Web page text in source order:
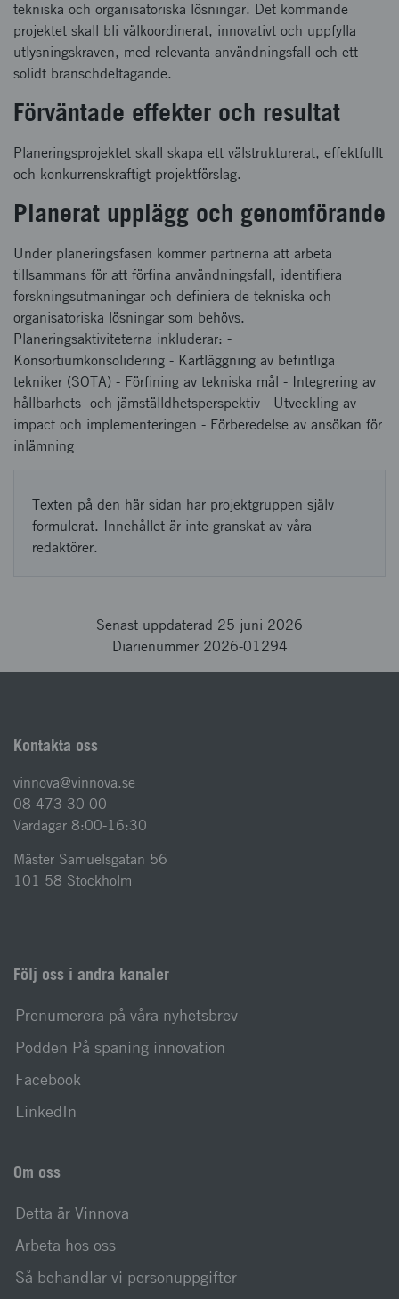
tekniska och organisatoriska lösningar. Det kommande
projektet skall bli välkoordinerat, innovativt och uppfylla
utlysningskraven, med relevanta användningsfall och ett
solidt branschdeltagande.
Förväntade effekter och resultat
Planeringsprojektet skall skapa ett välstrukturerat, effektfullt
och konkurrenskraftigt projektförslag.
Planerat upplägg och genomförande
Under planeringsfasen kommer partnerna att arbeta
tillsammans för att förfina användningsfall, identifiera
forskningsutmaningar och definiera de tekniska och
organisatoriska lösningar som behövs.
Planeringsaktiviteterna inkluderar: -
Konsortiumkonsolidering - Kartläggning av befintliga
tekniker (SOTA) - Förfining av tekniska mål - Integrering av
hållbarhets- och jämställdhetsperspektiv - Utveckling av
impact och implementeringen - Förberedelse av ansökan för
inlämning
Texten på den här sidan har projektgruppen själv
formulerat. Innehållet är inte granskat av våra
redaktörer.
Senast uppdaterad 25 juni 2026
Diarienummer 2026-01294
Kontakta oss
vinnova@vinnova.se
08-473 30 00
Vardagar 8:00-16:30
Mäster Samuelsgatan 56
101 58 Stockholm
Följ oss i andra kanaler
Prenumerera på våra nyhetsbrev
Podden På spaning innovation
Facebook
LinkedIn
Om oss
Detta är Vinnova
Arbeta hos oss
Så behandlar vi personuppgifter